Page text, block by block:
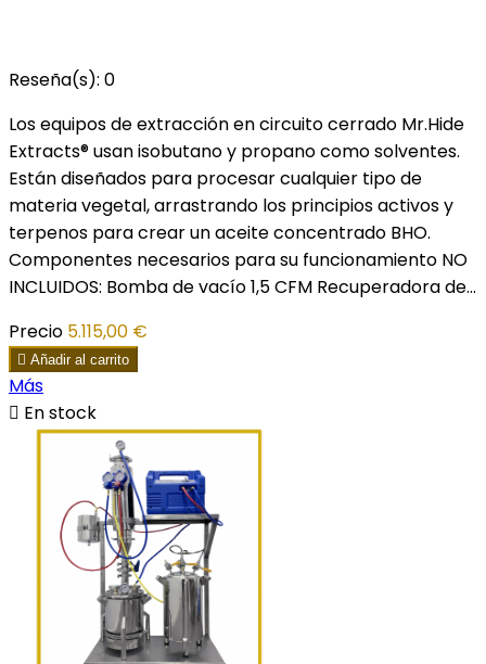
Reseña(s): 0
Los equipos de extracción en circuito cerrado Mr.Hide
Extracts® usan isobutano y propano como solventes.
Están diseñados para procesar cualquier tipo de
materia vegetal, arrastrando los principios activos y
terpenos para crear un aceite concentrado BHO.
Componentes necesarios para su funcionamiento NO
INCLUIDOS: Bomba de vacío 1,5 CFM Recuperadora de...
Precio 5.115,00 €
 Añadir al carrito
Más
 En stock